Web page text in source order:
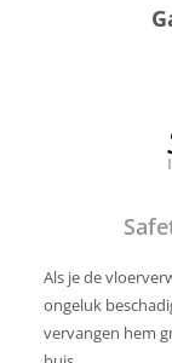
Als je de
ongeluk
vervangen hem